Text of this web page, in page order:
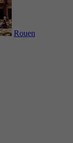
Rouen